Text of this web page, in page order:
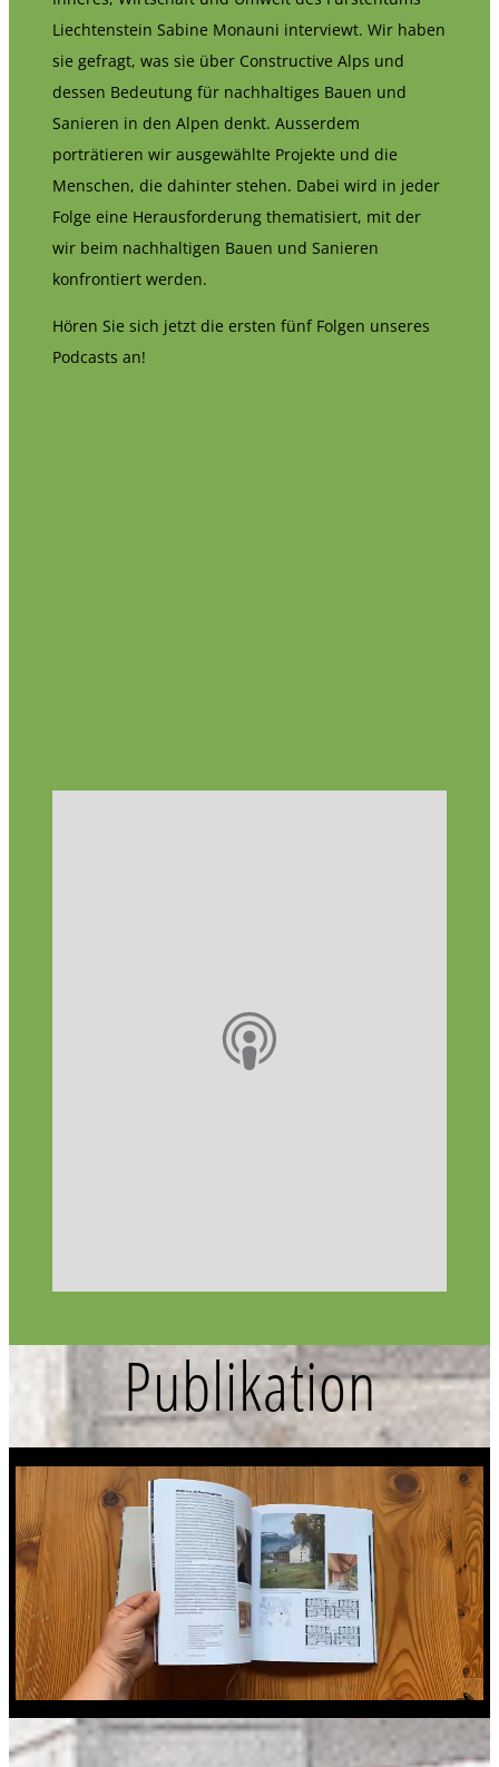
Liechtenstein Sabine Monauni interviewt. Wir haben
sie gefragt, was sie über Constructive Alps und
dessen Bedeutung für nachhaltiges Bauen und
Sanieren in den Alpen denkt. Ausserdem
porträtieren wir ausgewählte Projekte und die
Menschen, die dahinter stehen. Dabei wird in jeder
Folge eine Herausforderung thematisiert, mit der
wir beim nachhaltigen Bauen und Sanieren
konfrontiert werden.
Hören Sie sich jetzt die ersten fünf Folgen unseres
Podcasts an!
Publikation